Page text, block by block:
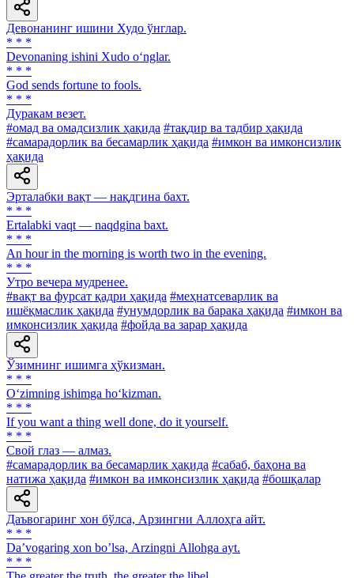
Девонанинг ишини Худо ўнглар.
* * *
Devonaning ishini Xudo o‘nglar.
* * *
God sends fortune to fools.
* * *
Дуракам везет.
#омад ва омадсизлик ҳақида #тақдир ва тадбир ҳақида
#самарадорлик ва бесамарлик ҳақида #имкон ва имконсизлик
ҳақида
Эрталабки вақт — нақдгина бахт.
* * *
Ertalabki vaqt — naqdgina baxt.
* * *
An hour in the morning is worth two in the evening.
* * *
Утро вечера мудренее.
#вақт ва фурсат қадри ҳақида #меҳнатсеварлик ва
ишёқмаслик ҳақида #унумдорлик ва барака ҳақида #имкон ва
имконсизлик ҳақида #фойда ва зарар ҳақида
Ўзимнинг ишимга ҳўкизман.
* * *
O‘zimning ishimga ho‘kizman.
* * *
If you want a thing well done, do it yourself.
* * *
Свой глаз — алмаз.
#самарадорлик ва бесамарлик ҳақида #сабаб, баҳона ва
натижа ҳақида #имкон ва имконсизлик ҳақида #бошқалар
Даъвогаринг хон бўлса, Арзингни Аллоҳга айт.
* * *
Daʼvogaring xon boʼlsa, Аrzingni Аllohga ayt.
* * *